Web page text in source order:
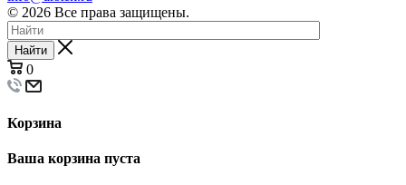
© 2026 Все права защищены.
Найти
0
Корзина
Ваша корзина пуста